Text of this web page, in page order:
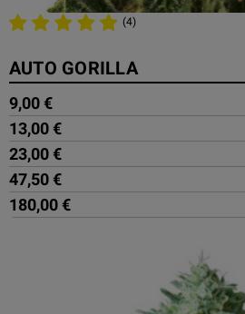
(4)
AUTO GORILLA
9,00 €
13,00 €
23,00 €
47,50 €
180,00 €